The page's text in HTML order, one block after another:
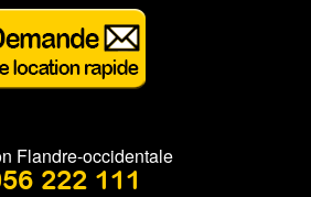
Flandre-occidentale
222 111